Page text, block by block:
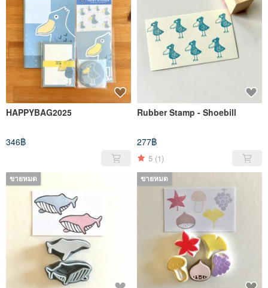
HAPPYBAG2025
346฿
Rubber Stamp - Shoebill
277฿
5 (1)
ขายหมด ขายหมด